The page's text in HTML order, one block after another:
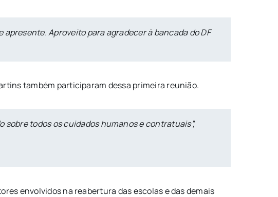
Aproveito para agradecer à bancada do DF
também participaram dessa primeira reunião.
sobre todos os cuidados humanos e contratuais”,
envolvidos na reabertura das escolas e das demais